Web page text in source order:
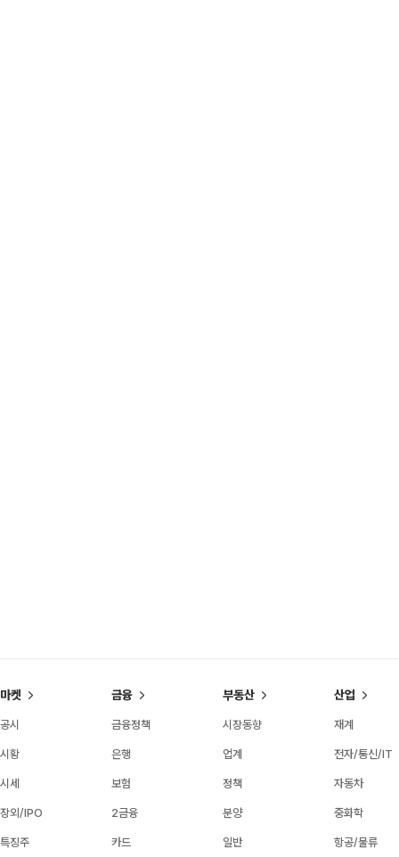
마켓
공시
시황
시세
장외/IPO
특징주
금융
금융정책
은행
보험
2금융
카드
부동산
시장동향
업계
정책
분양
일반
산업
재계
전자/통신/IT
자동차
중화학
항공/물류